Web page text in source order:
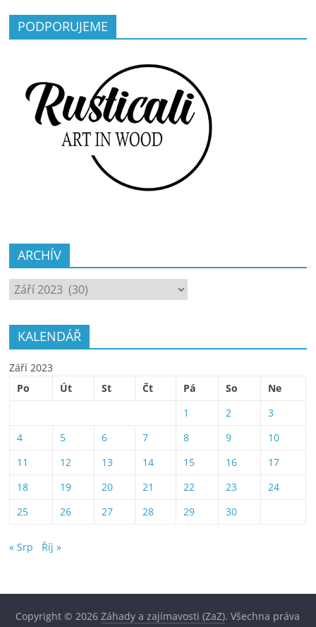
PODPORUJEME
ARCHÍV
ARCHÍV
KALENDÁŘ
Září 2023
Po
Út St Čt Pá So
Ne
1
2
3
4
5 6 7 8 9
10
11
12 13 14 15 16
17
18
19 20 21 22 23
24
25
26 27 28 29 30
« Srp Říj »
Copyright © 2026Záhady a zajímavosti (ZaZ). Všechna práva